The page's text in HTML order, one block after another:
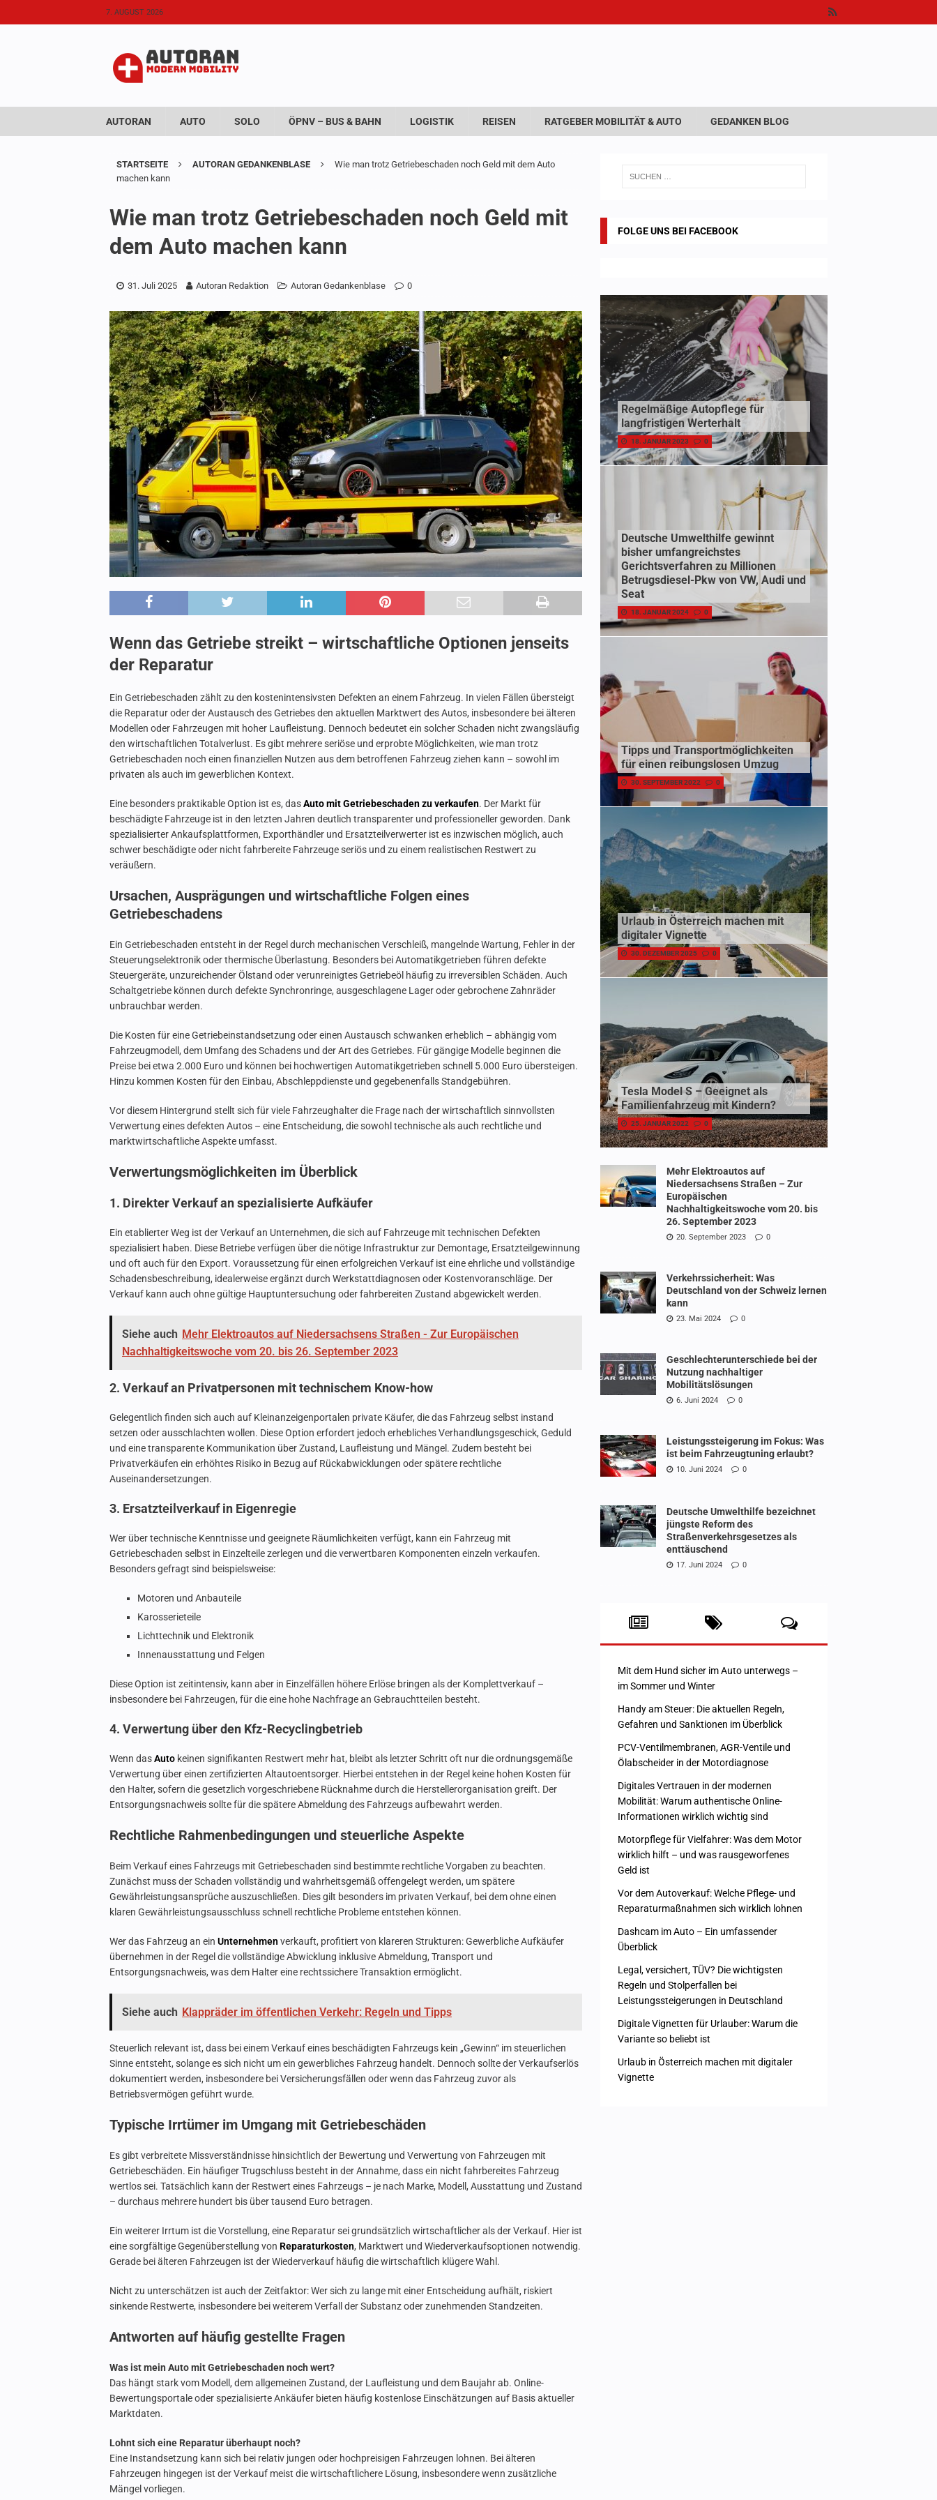
7. AUGUST 2026
AUTORAN AUTO SOLO ÖPNV – BUS & BAHN LOGISTIK REISEN RATGEBER MOBILITÄT & AUTO GEDANKEN BLOG
STARTSEITE AUTORAN GEDANKENBLASE
Wie man trotz Getriebeschaden noch Geld mit dem Auto
machen kann
Wie man trotz Getriebeschaden noch Geld mit
dem Auto machen kann
31. Juli 2025 Autoran Redaktion Autoran Gedankenblase 0
Wenn das Getriebe streikt – wirtschaftliche Optionen jenseits
der Reparatur
Ein Getriebeschaden zählt zu den kostenintensivsten Defekten an einem Fahrzeug. In vielen Fällen übersteigt
die Reparatur oder der Austausch des Getriebes den aktuellen Marktwert des Autos, insbesondere bei älteren
Modellen oder Fahrzeugen mit hoher Laufleistung. Dennoch bedeutet ein solcher Schaden nicht zwangsläufig
den wirtschaftlichen Totalverlust. Es gibt mehrere seriöse und erprobte Möglichkeiten, wie man trotz
Getriebeschaden noch einen finanziellen Nutzen aus dem betroffenen Fahrzeug ziehen kann – sowohl im
privaten als auch im gewerblichen Kontext.
Eine besonders praktikable Option ist es, dasAuto mit Getriebeschaden zu verkaufen. Der Markt für
beschädigte Fahrzeuge ist in den letzten Jahren deutlich transparenter und professioneller geworden. Dank
spezialisierter Ankaufsplattformen, Exporthändler und Ersatzteilverwerter ist es inzwischen möglich, auch
schwer beschädigte oder nicht fahrbereite Fahrzeuge seriös und zu einem realistischen Restwert zu
veräußern.
Ursachen, Ausprägungen und wirtschaftliche Folgen eines
Getriebeschadens
Ein Getriebeschaden entsteht in der Regel durch mechanischen Verschleiß, mangelnde Wartung, Fehler in der
Steuerungselektronik oder thermische Überlastung. Besonders bei Automatikgetrieben führen defekte
Steuergeräte, unzureichender Ölstand oder verunreinigtes Getriebeöl häufig zu irreversiblen Schäden. Auch
Schaltgetriebe können durch defekte Synchronringe, ausgeschlagene Lager oder gebrochene Zahnräder
unbrauchbar werden.
Die Kosten für eine Getriebeinstandsetzung oder einen Austausch schwanken erheblich – abhängig vom
Fahrzeugmodell, dem Umfang des Schadens und der Art des Getriebes. Für gängige Modelle beginnen die
Preise bei etwa 2.000 Euro und können bei hochwertigen Automatikgetrieben schnell 5.000 Euro übersteigen.
Hinzu kommen Kosten für den Einbau, Abschleppdienste und gegebenenfalls Standgebühren.
Vor diesem Hintergrund stellt sich für viele Fahrzeughalter die Frage nach der wirtschaftlich sinnvollsten
Verwertung eines defekten Autos – eine Entscheidung, die sowohl technische als auch rechtliche und
marktwirtschaftliche Aspekte umfasst.
Verwertungsmöglichkeiten im Überblick
1. Direkter Verkauf an spezialisierte Aufkäufer
Ein etablierter Weg ist der Verkauf an Unternehmen, die sich auf Fahrzeuge mit technischen Defekten
spezialisiert haben. Diese Betriebe verfügen über die nötige Infrastruktur zur Demontage, Ersatzteilgewinnung
und oft auch für den Export. Voraussetzung für einen erfolgreichen Verkauf ist eine ehrliche und vollständige
Schadensbeschreibung, idealerweise ergänzt durch Werkstattdiagnosen oder Kostenvoranschläge. Der
Verkauf kann auch ohne gültige Hauptuntersuchung oder fahrbereiten Zustand abgewickelt werden.
Siehe auch Mehr Elektroautos auf Niedersachsens Straßen - Zur Europäischen
Nachhaltigkeitswoche vom 20. bis 26. September 2023
2. Verkauf an Privatpersonen mit technischem Know-how
Gelegentlich finden sich auch auf Kleinanzeigenportalen private Käufer, die das Fahrzeug selbst instand
setzen oder ausschlachten wollen. Diese Option erfordert jedoch erhebliches Verhandlungsgeschick, Geduld
und eine transparente Kommunikation über Zustand, Laufleistung und Mängel. Zudem besteht bei
Privatverkäufen ein erhöhtes Risiko in Bezug auf Rückabwicklungen oder spätere rechtliche
Auseinandersetzungen.
3. Ersatzteilverkauf in Eigenregie
Wer über technische Kenntnisse und geeignete Räumlichkeiten verfügt, kann ein Fahrzeug mit
Getriebeschaden selbst in Einzelteile zerlegen und die verwertbaren Komponenten einzeln verkaufen.
Besonders gefragt sind beispielsweise:
Motoren und Anbauteile
Karosserieteile
Lichttechnik und Elektronik
Innenausstattung und Felgen
Diese Option ist zeitintensiv, kann aber in Einzelfällen höhere Erlöse bringen als der Komplettverkauf –
insbesondere bei Fahrzeugen, für die eine hohe Nachfrage an Gebrauchtteilen besteht.
4. Verwertung über den Kfz-Recyclingbetrieb
Wenn dasAuto keinen signifikanten Restwert mehr hat, bleibt als letzter Schritt oft nur die ordnungsgemäße
Verwertung über einen zertifizierten Altautoentsorger. Hierbei entstehen in der Regel keine hohen Kosten für
den Halter, sofern die gesetzlich vorgeschriebene Rücknahme durch die Herstellerorganisation greift. Der
Entsorgungsnachweis sollte für die spätere Abmeldung des Fahrzeugs aufbewahrt werden.
Rechtliche Rahmenbedingungen und steuerliche Aspekte
Beim Verkauf eines Fahrzeugs mit Getriebeschaden sind bestimmte rechtliche Vorgaben zu beachten.
Zunächst muss der Schaden vollständig und wahrheitsgemäß offengelegt werden, um spätere
Gewährleistungsansprüche auszuschließen. Dies gilt besonders im privaten Verkauf, bei dem ohne einen
klaren Gewährleistungsausschluss schnell rechtliche Probleme entstehen können.
Wer das Fahrzeug an ein Unternehmen verkauft, profitiert von klareren Strukturen: Gewerbliche Aufkäufer
übernehmen in der Regel die vollständige Abwicklung inklusive Abmeldung, Transport und
Entsorgungsnachweis, was dem Halter eine rechtssichere Transaktion ermöglicht.
Siehe auch Klappräder im öffentlichen Verkehr: Regeln und Tipps
Steuerlich relevant ist, dass bei einem Verkauf eines beschädigten Fahrzeugs kein „Gewinn“ im steuerlichen
Sinne entsteht, solange es sich nicht um ein gewerbliches Fahrzeug handelt. Dennoch sollte der Verkaufserlös
dokumentiert werden, insbesondere bei Versicherungsfällen oder wenn das Fahrzeug zuvor als
Betriebsvermögen geführt wurde.
Typische Irrtümer im Umgang mit Getriebeschäden
Es gibt verbreitete Missverständnisse hinsichtlich der Bewertung und Verwertung von Fahrzeugen mit
Getriebeschäden. Ein häufiger Trugschluss besteht in der Annahme, dass ein nicht fahrbereites Fahrzeug
wertlos sei. Tatsächlich kann der Restwert eines Fahrzeugs – je nach Marke, Modell, Ausstattung und Zustand
– durchaus mehrere hundert bis über tausend Euro betragen.
Ein weiterer Irrtum ist die Vorstellung, eine Reparatur sei grundsätzlich wirtschaftlicher als der Verkauf. Hier ist
eine sorgfältige Gegenüberstellung von Reparaturkosten, Marktwert und Wiederverkaufsoptionen notwendig.
Gerade bei älteren Fahrzeugen ist der Wiederverkauf häufig die wirtschaftlich klügere Wahl.
Nicht zu unterschätzen ist auch der Zeitfaktor: Wer sich zu lange mit einer Entscheidung aufhält, riskiert
sinkende Restwerte, insbesondere bei weiterem Verfall der Substanz oder zunehmenden Standzeiten.
Antworten auf häufig gestellte Fragen
Was ist mein Auto mit Getriebeschaden noch wert?
Das hängt stark vom Modell, dem allgemeinen Zustand, der Laufleistung und dem Baujahr ab. Online-
Bewertungsportale oder spezialisierte Ankäufer bieten häufig kostenlose Einschätzungen auf Basis aktueller
Marktdaten.
Lohnt sich eine Reparatur überhaupt noch?
Eine Instandsetzung kann sich bei relativ jungen oder hochpreisigen Fahrzeugen lohnen. Bei älteren
Fahrzeugen hingegen ist der Verkauf meist die wirtschaftlichere Lösung, insbesondere wenn zusätzliche
Mängel vorliegen.
FOLGE UNS BEI FACEBOOK
Regelmäßige Autopflege für
langfristigen Werterhalt
18. JANUAR 2023 0
Deutsche Umwelthilfe gewinnt
bisher umfangreichstes
Gerichtsverfahren zu Millionen
Betrugsdiesel-Pkw von VW, Audi und
Seat
18. JANUAR 2024 0
Tipps und Transportmöglichkeiten
für einen reibungslosen Umzug
30. SEPTEMBER 2022 0
Urlaub in Österreich machen mit
digitaler Vignette
30. DEZEMBER 2025 0
Tesla Model S – Geeignet als
Familienfahrzeug mit Kindern?
25. JANUAR 2022 0
Mehr Elektroautos auf
Niedersachsens Straßen – Zur
Europäischen
Nachhaltigkeitswoche vom 20. bis
26. September 2023
20. September 2023 0
Verkehrssicherheit: Was
Deutschland von der Schweiz lernen
kann
23. Mai 2024 0
Geschlechterunterschiede bei der
Nutzung nachhaltiger
Mobilitätslösungen
6. Juni 2024 0
Leistungssteigerung im Fokus: Was
ist beim Fahrzeugtuning erlaubt?
10. Juni 2024 0
Deutsche Umwelthilfe bezeichnet
jüngste Reform des
Straßenverkehrsgesetzes als
enttäuschend
17. Juni 2024 0
Mit dem Hund sicher im Auto unterwegs –
im Sommer und Winter
Handy am Steuer: Die aktuellen Regeln,
Gefahren und Sanktionen im Überblick
PCV-Ventilmembranen, AGR-Ventile und
Ölabscheider in der Motordiagnose
Digitales Vertrauen in der modernen
Mobilität: Warum authentische Online-
Informationen wirklich wichtig sind
Motorpflege für Vielfahrer: Was dem Motor
wirklich hilft – und was rausgeworfenes
Geld ist
Vor dem Autoverkauf: Welche Pflege- und
Reparaturmaßnahmen sich wirklich lohnen
Dashcam im Auto – Ein umfassender
Überblick
Legal, versichert, TÜV? Die wichtigsten
Regeln und Stolperfallen bei
Leistungssteigerungen in Deutschland
Digitale Vignetten für Urlauber: Warum die
Variante so beliebt ist
Urlaub in Österreich machen mit digitaler
Vignette